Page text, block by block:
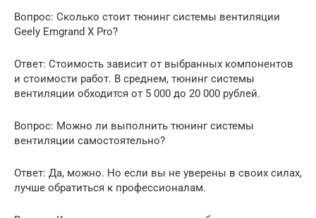
Вопрос: Сколько стоит тюнинг системы вентиляции
Geely Emgrand X Pro?
Ответ: Стоимость зависит от выбранных компонентов
и стоимости работ. В среднем, тюнинг системы
вентиляции обходится от 5 000 до 20 000 рублей.
Вопрос: Можно ли выполнить тюнинг системы
вентиляции самостоятельно?
Ответ: Да, можно. Но если вы не уверены в своих силах,
лучше обратиться к профессионалам.